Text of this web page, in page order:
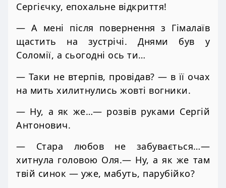
Сергієчку, епохальне відкриття!
— А мені після повернення з Гімалаїв
щастить на зустрічі. Днями був у
Соломії, а сьогодні ось ти…
— Таки не втерпів, провідав? — в її очах
на мить хилитнулись жовті вогники.
— Ну, а як же…— розвів руками Сергій
Антонович.
— Стара любов не забувається…—
хитнула головою Оля.— Ну, а як же там
твій синок — уже, мабуть, парубійко?